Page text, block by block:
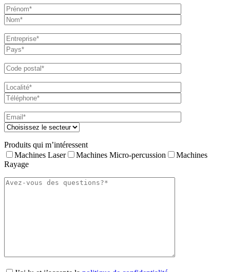
Produits qui m’intéressent
Machines Laser
Machines Micro-percussion
Machines
Rayage